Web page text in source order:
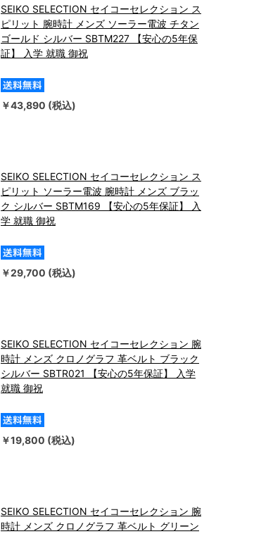
SEIKO SELECTION セイコーセレクション ス
ピリット 腕時計 メンズ ソーラー電波 チタン
ゴールド シルバー SBTM227 【安心の5年保
証】 入学 就職 御祝
￥43,890 (税込)
SEIKO SELECTION セイコーセレクション ス
ピリット ソーラー電波 腕時計 メンズ ブラッ
ク シルバー SBTM169 【安心の5年保証】 入
学 就職 御祝
￥29,700 (税込)
SEIKO SELECTION セイコーセレクション 腕
時計 メンズ クロノグラフ 革ベルト ブラック
シルバー SBTR021 【安心の5年保証】 入学
就職 御祝
￥19,800 (税込)
SEIKO SELECTION セイコーセレクション 腕
時計 メンズ クロノグラフ 革ベルト グリーン